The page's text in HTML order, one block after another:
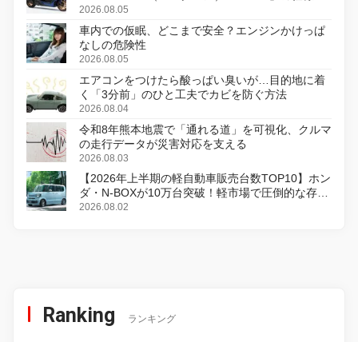
変更し、8月18日に発売
2026.08.05
車内での仮眠、どこまで安全？エンジンかけっぱ
なしの危険性
2026.08.05
エアコンをつけたら酸っぱい臭いが…目的地に着
く「3分前」のひと工夫でカビを防ぐ方法
2026.08.04
令和8年熊本地震で「通れる道」を可視化、クルマ
の走行データが災害対応を支える
2026.08.03
【2026年上半期の軽自動車販売台数TOP10】ホン
ダ・N-BOXが10万台突破！軽市場で圧倒的な存在
感
2026.08.02
Ranking ランキング